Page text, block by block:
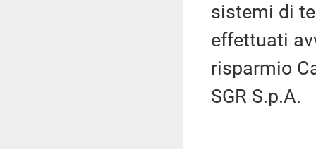
sistemi di
effettuati
risparmio
SGR S.p.A.